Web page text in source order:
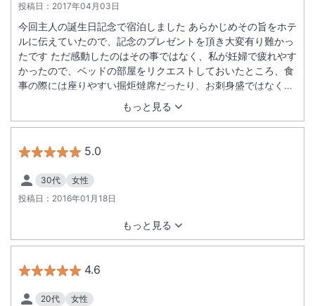
投稿日： 2017年04月03日
もっと見る
今回主人の誕生日記念で宿泊しました あらかじめその旨をホテ
ルに伝えていたので、記念のプレゼントを頂き大変有り難かっ
たです ただ感動したのはその事ではなく、私が妊婦で疲れやす
かったので、ベッドの部屋をリクエストしておいたところ、食
事の際には座りやすい掘炬燵席だったり、お刺身盛ではなく火
の通してある別メニューを用意してくれて、飲み物もカフェイ
ンの無い物でした そればかりかデザートプレートには『ご懐妊
おめでとうございます』とのメッセージが！ （主人のデザート
プレートにも『誕生日おめでとうございます』のメッセージ）
等々と予想外の対応に大変感謝しました 子供は泊まれない宿で
すので、いずれ大きく成長した時にまた家族で利用出来たらい
いなと思います
5.0
30代
女性
投稿日： 2016年01月18日
もっと見る
4.6
20代
女性